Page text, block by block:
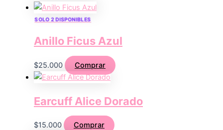
SOLO 2 DISPONIBLES
Anillo Ficus Azul
$25.000 Comprar
Earcuff Alice Dorado
$15.000 Comprar